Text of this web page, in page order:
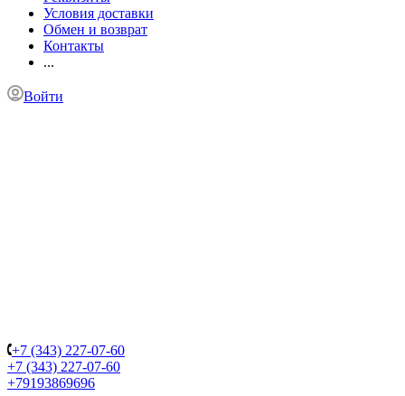
Условия доставки
Обмен и возврат
Контакты
...
Войти
+7 (343) 227-07-60
+7 (343) 227-07-60
+79193869696